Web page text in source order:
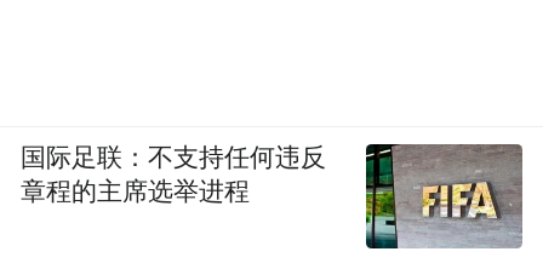
国际足联：不支持任何违反
章程的主席选举进程